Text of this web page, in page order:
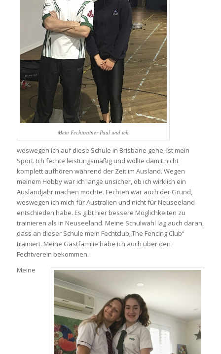
Mein Fechttrainer Paul und ich
weswegen ich auf diese Schule in Brisbane gehe, ist mein
Sport. Ich fechte leistungsmäßig und wollte damit nicht
komplett aufhören während der Zeit im Ausland. Wegen
meinem Hobby war ich lange unsicher, ob ich wirklich ein
Auslandjahr machen möchte. Fechten war auch der Grund,
weswegen ich mich für Australien und nicht für Neuseeland
entschieden habe. Es gibt hier bessere Möglichkeiten zu
trainieren als in Neuseeland. Meine Schulwahl lag auch daran,
dass an dieser Schule mein Fechtclub„The Fencing Club“
trainiert. Meine Gastfamilie habe ich auch über den
Fechtverein bekommen.
Meine